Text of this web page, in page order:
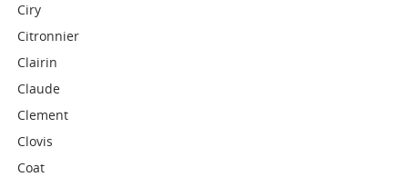
Ciry
Citronnier
Clairin
Claude
Clement
Clovis
Coat